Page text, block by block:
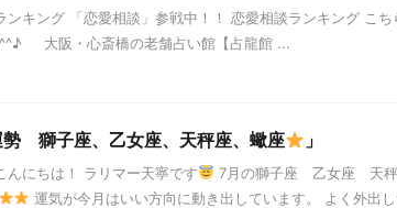
ンキング 「恋愛相談」参戦中！！ 恋愛相談ランキング
大阪・心斎橋の老舗占い館【占龍館 ...
勢 獅子座、乙女座、天秤座、蠍座 」
んにちは！ ラリマー天寧です 7月の獅子座 乙女座 天
運気が今月はいい方向に動き出しています。 よく外出